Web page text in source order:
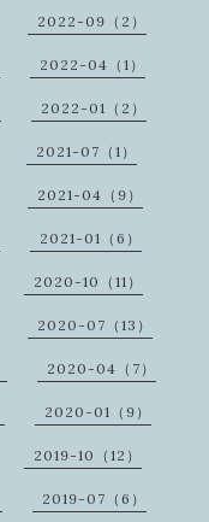
2022-09（2）
2022-04（1）
2022-01（2）
2021-07（1）
2021-04（9）
2021-01（6）
2020-10（11）
2020-07（13）
2020-04（7）
2020-01（9）
2019-10（12）
2019-07（6）